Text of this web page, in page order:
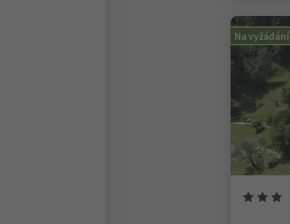
Na vyžádání